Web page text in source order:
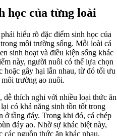
học của từng loài
hiểu rõ đặc điểm sinh học của
môi trường sống. Mỗi loài cá
sinh hoạt và điều kiện sống khác
này, người nuôi có thể lựa chọn
hoặc gây hại lẫn nhau, từ đó tối ưu
trường ao nuôi.
dễ thích nghi với nhiều loại thức ăn
có khả năng sinh tồn tốt trong
tầng đáy. Trong khi đó, cá chép
đáy ao. Nhờ sự khác biệt này,
các nguồn thức ăn khác nhau,